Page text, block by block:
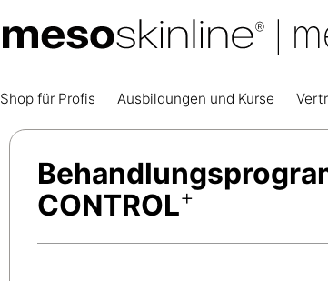
Shop für Profis Ausbildungen und Kurse
CONTROL+